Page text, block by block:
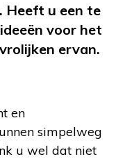
Heeft u een te
voor het
ervan.
en
simpelweg
u wel dat niet